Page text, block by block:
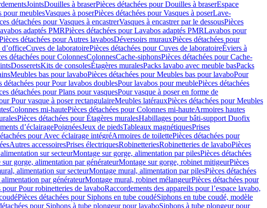
JointsDouilles à braserPièces détachées pour Douilles à braserEspace
pour meublesVasques à poserPièces détachées pour Vasques à poserLave-
détachées pour Vasques à encastrerVasques à encastrer par le dessousPièces
adaptés PMRPièces détachées pour Lavabos adaptés PMRLavabos pour
détachées pour Autres lavabosDéversoirs murauxPièces détachées pour
dʼofficeCuves de laboratoirePièces détachées pour Cuves de laboratoireÉviers à
détachées pour ColonnesColonnesCache-siphonsPièces détachées pour Cache-
DosseretsKits de consolesÉtagères muralesPacks lavabo avec meuble basPacks
Meubles bas pour lavaboPièces détachées pour Meubles bas pour lavaboPour
détachées pour Pour lavabos doublesPour lavabos pour meublePièces détachées
détachées pour Plans pour vasquesPour vasque à poser en forme de
Pour vasque à poser rectangulaireMeubles latérauxPièces détachées pour Meubles
Colonnes mi-hautePièces détachées pour Colonnes mi-hauteArmoires hautes
Pièces détachées pour Étagères muralesHabillages pour bâti-support Duofix
d’éclairagePoignéesJeux de piedsTableaux magnétiquesPrises
pour Avec éclairage intégréArmoires de toilettePièces détachées pour
Autres accessoiresPrises électriquesRobinetteriesRobinetteries de lavaboPièces
sur secteurMontage sur gorge, alimentation par pilesPièces détachées
gorge, alimentation par générateurMontage sur gorge, robinet mitigeurPièces
alimentation sur secteurMontage mural, alimentation par pilesPièces détachées
par générateurMontage mural, robinet mélangeurPièces détachées pour
pour Pour robinetteries de lavaboRaccordements des appareils pour l’espace lavabo,
Pièces détachées pour Siphons en tube coudéSiphons en tube coudé, modèle
pour Siphons à tube plongeur pour lavaboSiphons à tube plongeur pour